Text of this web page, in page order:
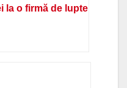
la o firmă de lupte